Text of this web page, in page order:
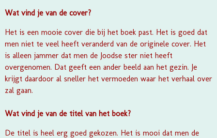
Wat vind je van de cover?
Het is een mooie cover die bij het boek past. Het is goed dat
men niet te veel heeft veranderd van de originele cover. Het
is alleen jammer dat men de Joodse ster niet heeft
overgenomen. Dat geeft een ander beeld aan het gezin. Je
krijgt daardoor al sneller het vermoeden waar het verhaal over
zal gaan.
Wat vind je van de titel van het boek?
De titel is heel erg goed gekozen. Het is mooi dat men de